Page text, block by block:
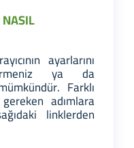
ayarlarını
ya da
Farklı
adımlara
linklerden